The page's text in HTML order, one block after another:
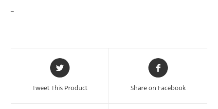
Tweet This Product Share on Facebook